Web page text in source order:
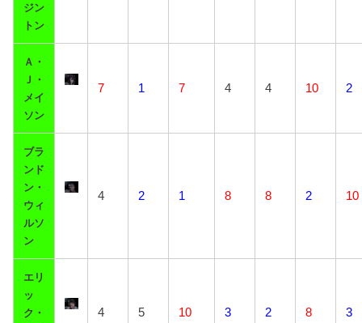
ジン
トン
Ａ・
Ｊ・
メイ
ソン
7 1 7 4 4 10 2
ブラ
ンド
ン・
ウィ
ルソ
ン
4 2 1 8 8 2 10
エリ
ッ
ク・
4 5 10 3 2 8 3